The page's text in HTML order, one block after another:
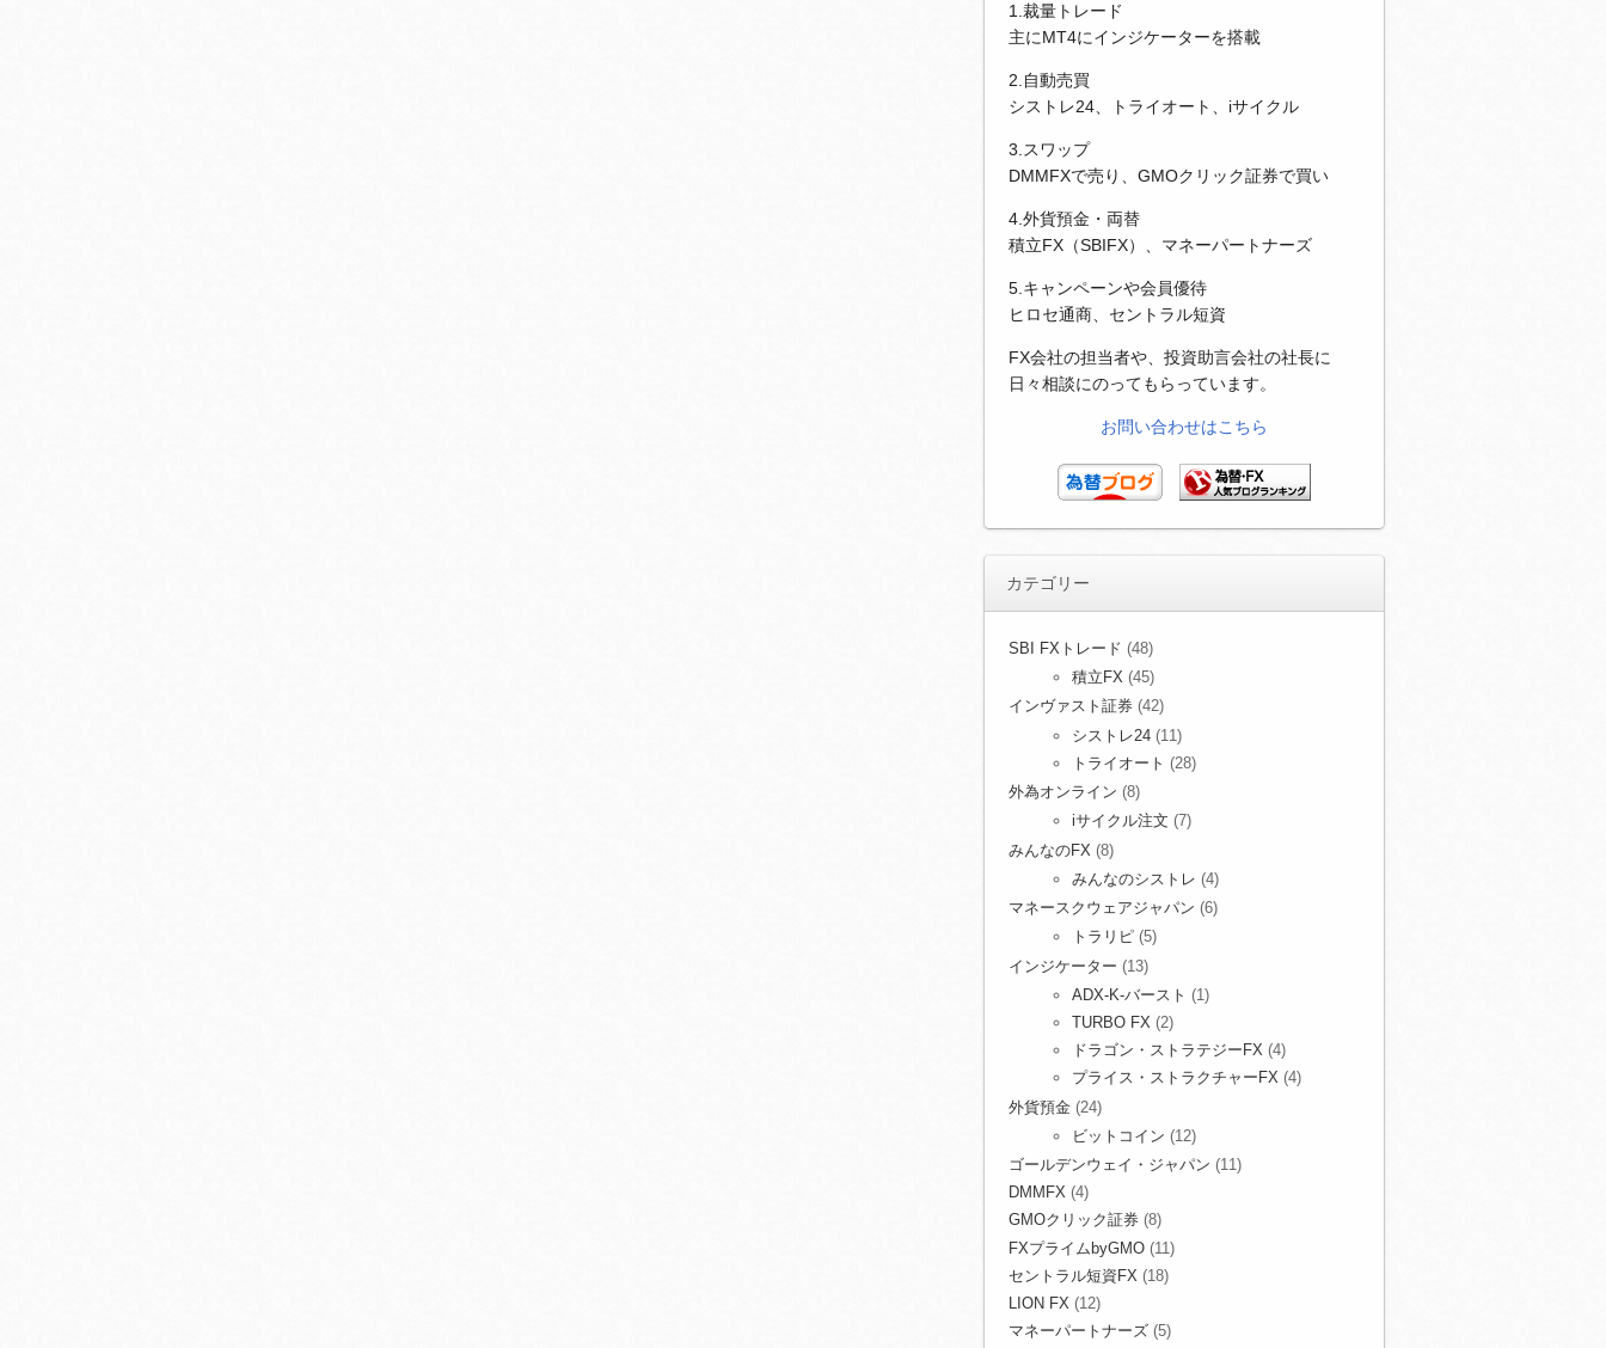
1.裁量トレード
主にMT4にインジケーターを搭載
2.自動売買
シストレ24、トライオート、iサイクル
3.スワップ
DMMFXで売り、GMOクリック証券で買い
4.外貨預金・両替
積立FX（SBIFX）、マネーパートナーズ
5.キャンペーンや会員優待
ヒロセ通商、セントラル短資
FX会社の担当者や、投資助言会社の社長に
日々相談にのってもらっています。
お問い合わせはこちら
カテゴリー
SBI FXトレード (48)
積立FX (45)
インヴァスト証券 (42)
シストレ24 (11)
トライオート (28)
外為オンライン (8)
iサイクル注文 (7)
みんなのFX (8)
みんなのシストレ (4)
マネースクウェアジャパン (6)
トラリピ (5)
インジケーター (13)
ADX-K-バースト (1)
TURBO FX (2)
ドラゴン・ストラテジーFX (4)
プライス・ストラクチャーFX (4)
外貨預金 (24)
ビットコイン (12)
ゴールデンウェイ・ジャパン (11)
DMMFX (4)
GMOクリック証券 (8)
FXプライムbyGMO (11)
セントラル短資FX (18)
LION FX (12)
マネーパートナーズ (5)